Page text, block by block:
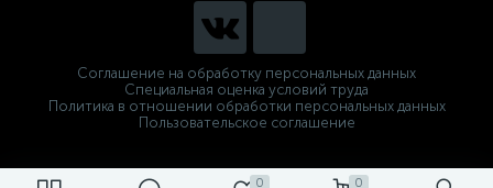
0 0
Соглашение на обработку персональных данных
Специальная оценка условий труда
Политика в отношении обработки персональных данных
Пользовательское соглашение